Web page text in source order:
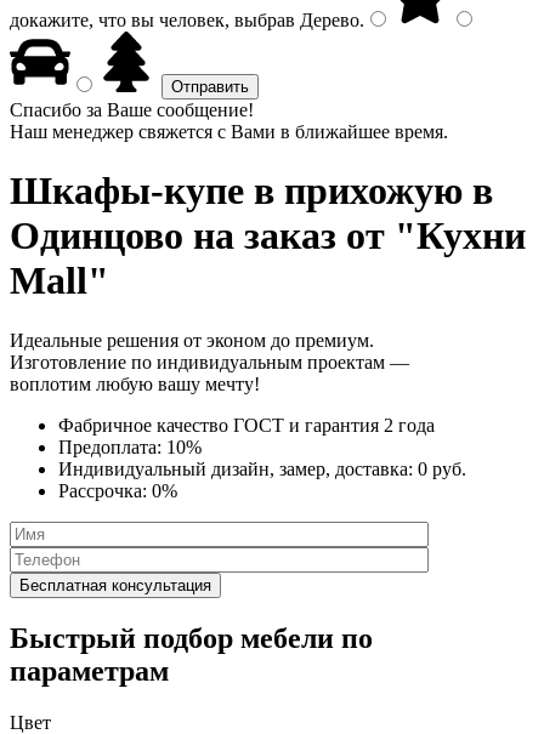
докажите, что вы человек, выбрав Дерево.
Спасибо за Ваше сообщение!
Наш менеджер свяжется с Вами в ближайшее время.
Шкафы-купе в прихожую в
Одинцово на заказ от "Кухни
Mall"
Идеальные решения от эконом до премиум.
Изготовление по индивидуальным проектам —
воплотим любую вашу мечту!
Фабричное качество ГОСТ и гарантия 2 года
Предоплата: 10%
Индивидуальный дизайн, замер, доставка: 0 руб.
Рассрочка: 0%
Быстрый подбор мебели по
параметрам
Цвет